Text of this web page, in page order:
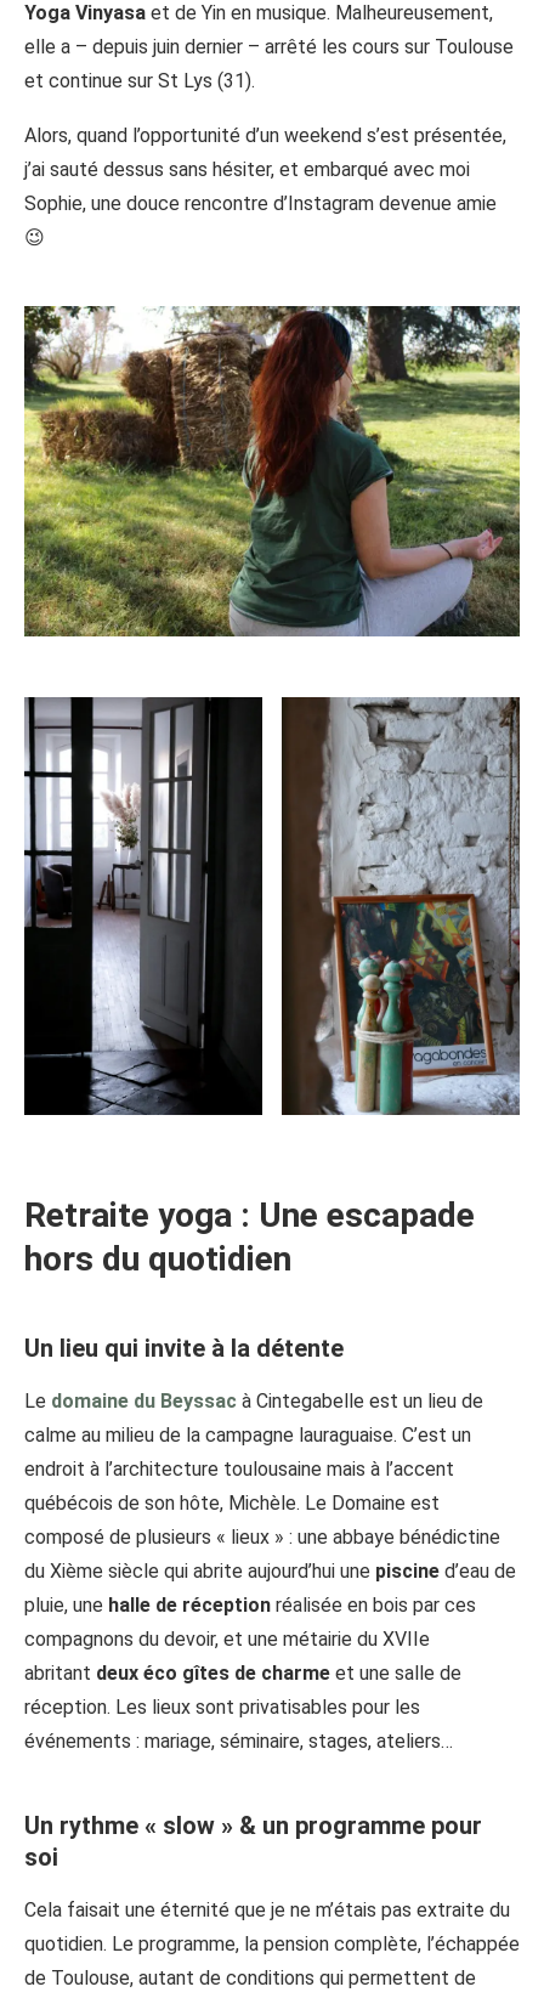
Yoga Vinyasa et de Yin en musique. Malheureusement,
elle a – depuis juin dernier – arrêté les cours sur Toulouse
et continue sur St Lys (31).
Alors, quand l’opportunité d’un weekend s’est présentée,
j’ai sauté dessus sans hésiter, et embarqué avec moi
Sophie, une douce rencontre d’Instagram devenue amie
😉
Retraite yoga : Une escapade
hors du quotidien
Un lieu qui invite à la détente
Le domaine du Beyssac à Cintegabelle est un lieu de
calme au milieu de la campagne lauraguaise. C’est un
endroit à l’architecture toulousaine mais à l’accent
québécois de son hôte, Michèle. Le Domaine est
composé de plusieurs « lieux » : une abbaye bénédictine
du Xième siècle qui abrite aujourd’hui une piscine d’eau de
pluie, une halle de réception réalisée en bois par ces
compagnons du devoir, et une métairie du XVIIe
abritant deux éco gîtes de charme et une salle de
réception. Les lieux sont privatisables pour les
événements : mariage, séminaire, stages, ateliers…
Un rythme « slow » & un programme pour
soi
Cela faisait une éternité que je ne m’étais pas extraite du
quotidien. Le programme, la pension complète, l’échappée
de Toulouse, autant de conditions qui permettent de